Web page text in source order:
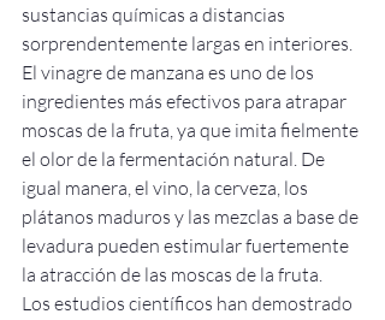
sustancias químicas a distancias
sorprendentemente largas en interiores.
El vinagre de manzana es uno de los
ingredientes más efectivos para atrapar
moscas de la fruta, ya que imita fielmente
el olor de la fermentación natural. De
igual manera, el vino, la cerveza, los
plátanos maduros y las mezclas a base de
levadura pueden estimular fuertemente
la atracción de las moscas de la fruta.
Los estudios científicos han demostrado